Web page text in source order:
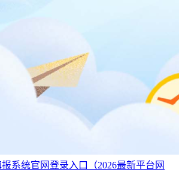
系统官网登录入口（2026最新平台网